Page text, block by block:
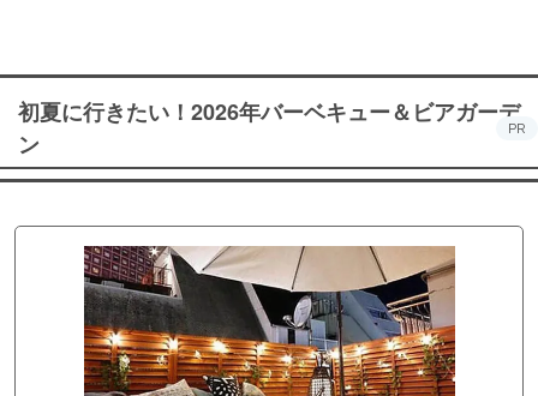
初夏に行きたい！2026年バーベキュー＆ビアガーデ
ン
PR